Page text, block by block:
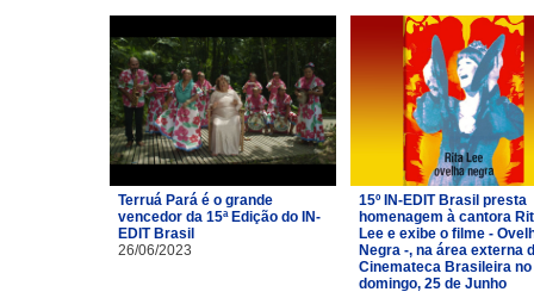
Terruá Pará é o grande
vencedor da 15ª Edição do IN-
EDIT Brasil
26/06/2023
15º IN-EDIT Brasil presta
homenagem à cantora
Lee e exibe o filme -
Negra -, na área externa
Cinemateca Brasileira no
domingo, 25 de Junho